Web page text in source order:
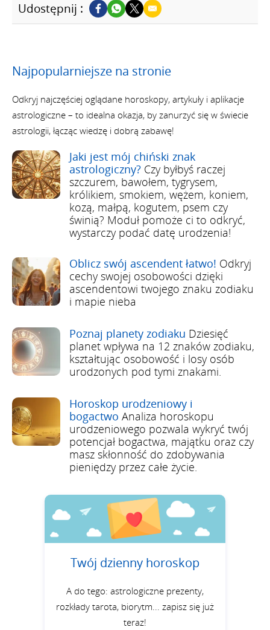
Udostępnij :
Najpopularniejsze na stronie
Odkryj najczęściej oglądane horoskopy, artykuły i aplikacje
astrologiczne – to idealna okazja, by zanurzyć się w świecie
astrologii, łącząc wiedzę i dobrą zabawę!
Jaki jest mój chiński znak
astrologiczny? Czy byłbyś raczej
szczurem, bawołem, tygrysem,
królikiem, smokiem, wężem, koniem,
kozą, małpą, kogutem, psem czy
świnią? Moduł pomoże ci to odkryć,
wystarczy podać datę urodzenia!
Oblicz swój ascendent łatwo! Odkryj
cechy swojej osobowości dzięki
ascendentowi twojego znaku zodiaku
i mapie nieba
Poznaj planety zodiaku Dziesięć
planet wpływa na 12 znaków zodiaku,
kształtując osobowość i losy osób
urodzonych pod tymi znakami.
Horoskop urodzeniowy i
bogactwo Analiza horoskopu
urodzeniowego pozwala wykryć twój
potencjał bogactwa, majątku oraz czy
masz skłonność do zdobywania
pieniędzy przez całe życie.
Twój dzienny horoskop
A do tego: astrologiczne prezenty,
rozkłady tarota, biorytm... zapisz się już
teraz!